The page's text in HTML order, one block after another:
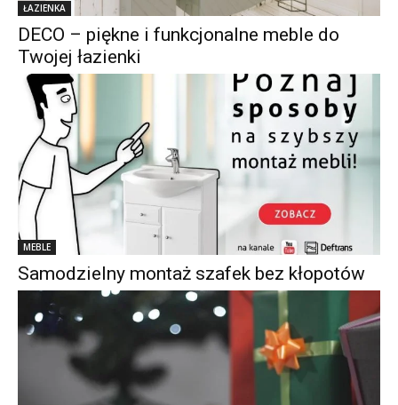
ŁAZIENKA
DECO – piękne i funkcjonalne meble do
Twojej łazienki
MEBLE
Samodzielny montaż szafek bez kłopotów